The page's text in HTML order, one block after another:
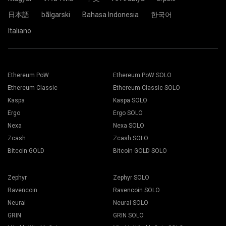
Przejść do zakładki Pracownicy.
Wybierz swoje platformy wydobywcze i wciśnij przycisk
Kopanie.
wydobywczej, a proces wydobycia rozpoczyna się
Wszystko jest gotowe. Twoje urządzenie górnicze
nazwę w polu Name poniżej. Naciśnij przycisk Create.
wyskakujące okienko, wybierz najbliższą lokalizację
serwera. Domyślną lokalizacją dla Europy jest EU.
日本語
bãlgarski Bahasa Indonesia
한국어
Italiano
Ethereum PoW
Ethereum Classic
Kaspa
Ergo
Nexa
Zcash
Bitcoin GOLD
Ethereum PoW SOLO
Ethereum Classic SOLO
Kaspa SOLO
Ergo SOLO
Nexa SOLO
Zcash SOLO
Bitcoin GOLD SOLO
Zephyr
Ravencoin
Neurai
GRIN
Zephyr SOLO
Ravencoin SOLO
Neurai SOLO
GRIN SOLO